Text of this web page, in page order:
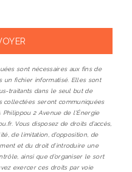
sont nécessaires aux fins de
un fichier informatisé. Elles sont
traitants dans le seul but de
collectées seront communiquées
Philippou 2 Avenue de l'Énergie
Vous disposez de droits d’accès,
de limitation, d’opposition, de
et du droit d’introduire une
ainsi que d’organiser le sort
exercer ces droits par voie